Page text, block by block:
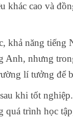
khác cao và
khả năng tiếng
Anh, nhưng
lí tưởng để
khi tốt
trình học